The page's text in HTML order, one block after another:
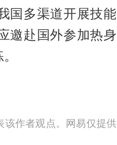
国多渠道开展技能
邀赴国外参加热身
该作者观点。网易仅提供